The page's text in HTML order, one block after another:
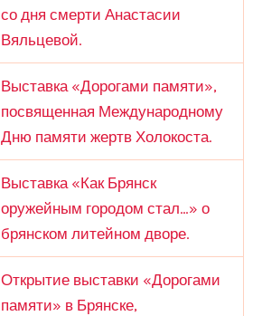
со дня смерти Анастасии
Вяльцевой.
Выставка «Дорогами памяти»,
посвященная Международному
Дню памяти жертв Холокоста.
Выставка «Как Брянск
оружейным городом стал…» о
брянском литейном дворе.
Открытие выставки «Дорогами
памяти» в Брянске,